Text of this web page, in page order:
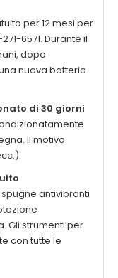
per 12 mesi per
6571. Durante il
dopo
nuova batteria
di 30 giorni
Il motivo
antivibranti
Gli strumenti per
con tutte le